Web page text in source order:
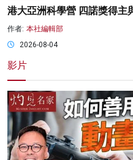
港大亞洲科學營 四諾獎得主
作者: 本社編輯部
2026-08-04
影片